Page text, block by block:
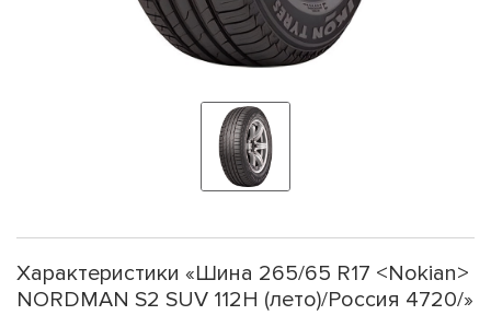
Характеристики «Шина 265/65 R17 <Nokian>
NORDMAN S2 SUV 112H (лето)/Россия 4720/»